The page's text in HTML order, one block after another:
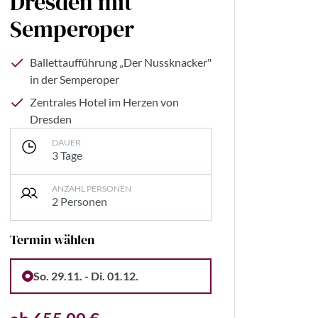
- stock.adobe.com
Semperoper
Ballettaufführung „Der Nussknacker"
in der Semperoper
Zentrales Hotel im Herzen von
Dresden
DAUER
3 Tage
ANZAHL PERSONEN
2 Personen
Termin wählen
So. 29.11. - Di. 01.12.